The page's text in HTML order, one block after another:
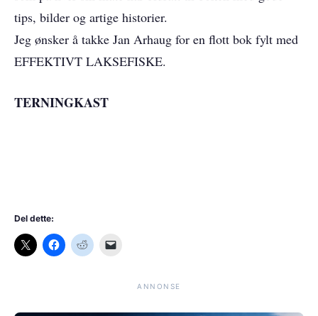
tips, bilder og artige historier.
Jeg ønsker å takke Jan Arhaug for en flott bok fylt med
EFFEKTIVT LAKSEFISKE.
TERNINGKAST
Del dette:
ANNONSE